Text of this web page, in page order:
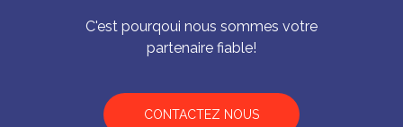
C'est pourqoui nous sommes votre
partenaire fiable!
CONTACTEZ NOUS